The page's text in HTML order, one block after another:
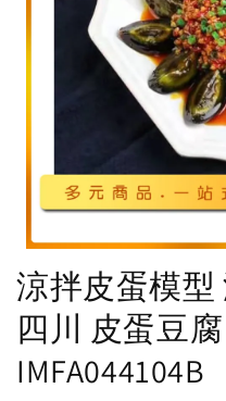
涼拌皮蛋模
四川 皮蛋豆
IMFA044104B